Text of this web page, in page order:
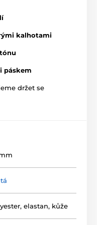
kalhotami
páskem
držet se
elastan, kůže